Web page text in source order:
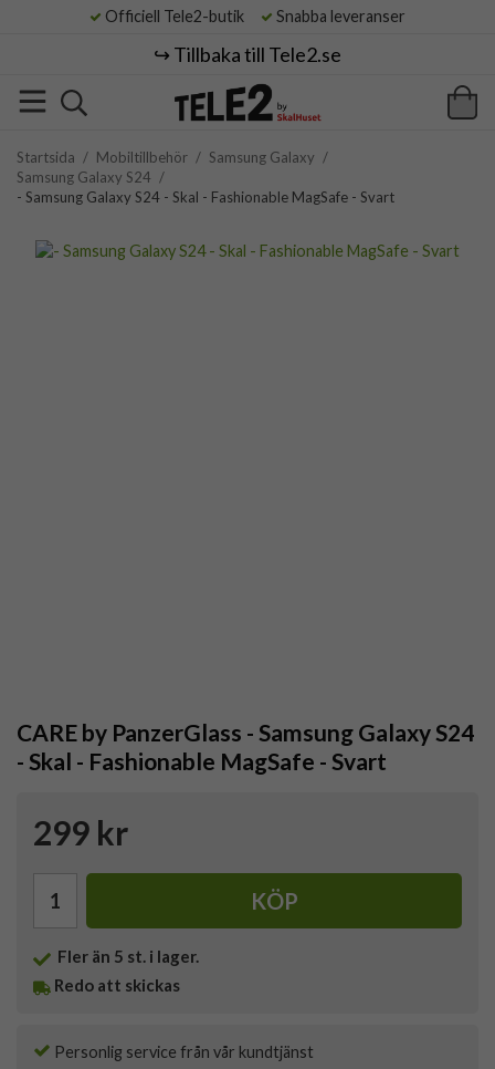
Officiell Tele2-butik Snabba leveranser
↪️ Tillbaka till Tele2.se
Startsida / Mobiltillbehör / Samsung Galaxy /
Samsung Galaxy S24 /
- Samsung Galaxy S24 - Skal - Fashionable MagSafe - Svart
CARE by PanzerGlass - Samsung Galaxy S24
- Skal - Fashionable MagSafe - Svart
299 kr
KÖP
Fler än 5 st. i lager.
Redo att skickas
Personlig service från vår kundtjänst